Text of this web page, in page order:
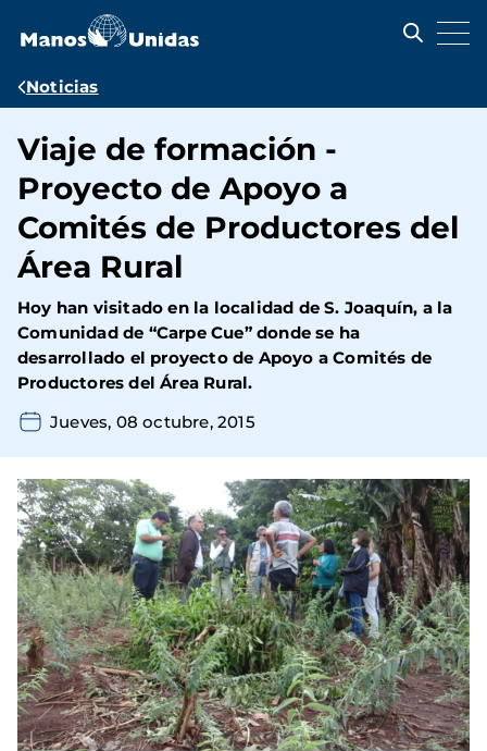
contenido
Ruta
navegación
Noticias
Viaje de formación -
Proyecto de Apoyo a
Comités de Productores del
Área Rural
Hoy han visitado en la localidad de S. Joaquín, a la
Comunidad de “Carpe Cue” donde se ha
desarrollado el proyecto de Apoyo a Comités de
Productores del Área Rural.
Jueves, 08 octubre, 2015